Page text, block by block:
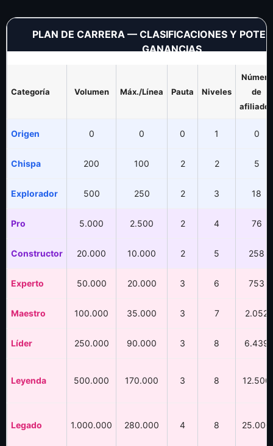
PLAN DE CARRERA — CLASIFICACIONES Y
GANANCIAS
Categoría Volumen Máx./Línea Pauta Niveles
Número
de
afiliados
Origen 0 0 0 1 0
Chispa 200 100 2 2 5
Explorador 500 250 2 3 18
Pro 5.000 2.500 2 4 76
Constructor 20.000 10.000 2 5 258
Experto 50.000 20.000 3 6 753
Maestro 100.000 35.000 3 7 2.052
Líder 250.000 90.000 3 8 6.439
Leyenda 500.000 170.000 3 8 12.500
Legado 1.000.000 280.000 4 8 25.000